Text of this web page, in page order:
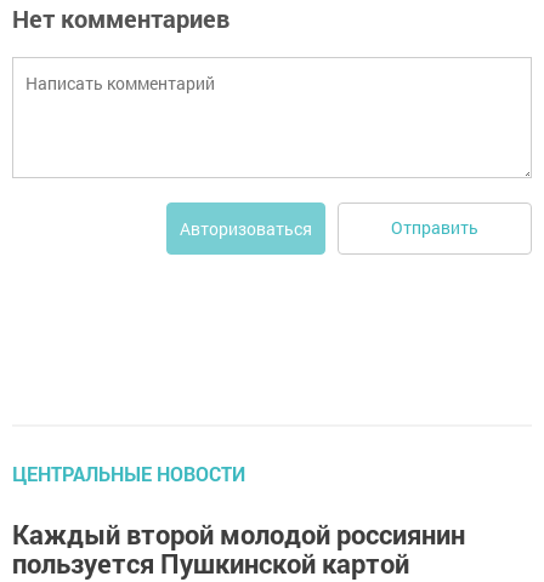
Нет комментариев
Авторизоваться Отправить
ЦЕНТРАЛЬНЫЕ НОВОСТИ
Каждый второй молодой россиянин
пользуется Пушкинской картой